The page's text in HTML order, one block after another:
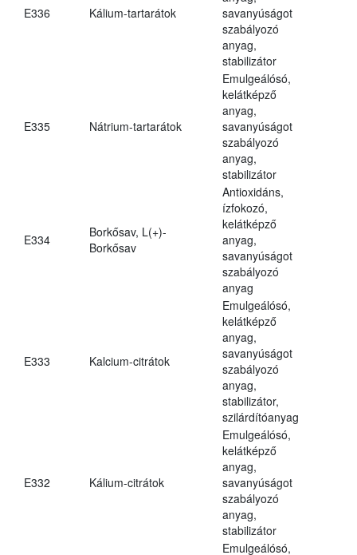
E336 Kálium-tartarátok
savanyúságot
szabályozó
anyag,
stabilizátor
E335 Nátrium-tartarátok
Emulgeálósó,
kelátképző
anyag,
savanyúságot
szabályozó
anyag,
stabilizátor
E334
Borkősav, L(+)-
Borkősav
Antioxidáns,
ízfokozó,
kelátképző
anyag,
savanyúságot
szabályozó
anyag
E333 Kalcium-citrátok
Emulgeálósó,
kelátképző
anyag,
savanyúságot
szabályozó
anyag,
stabilizátor,
szilárdítóanyag
E332 Kálium-citrátok
Emulgeálósó,
kelátképző
anyag,
savanyúságot
szabályozó
anyag,
stabilizátor
Emulgeálósó,